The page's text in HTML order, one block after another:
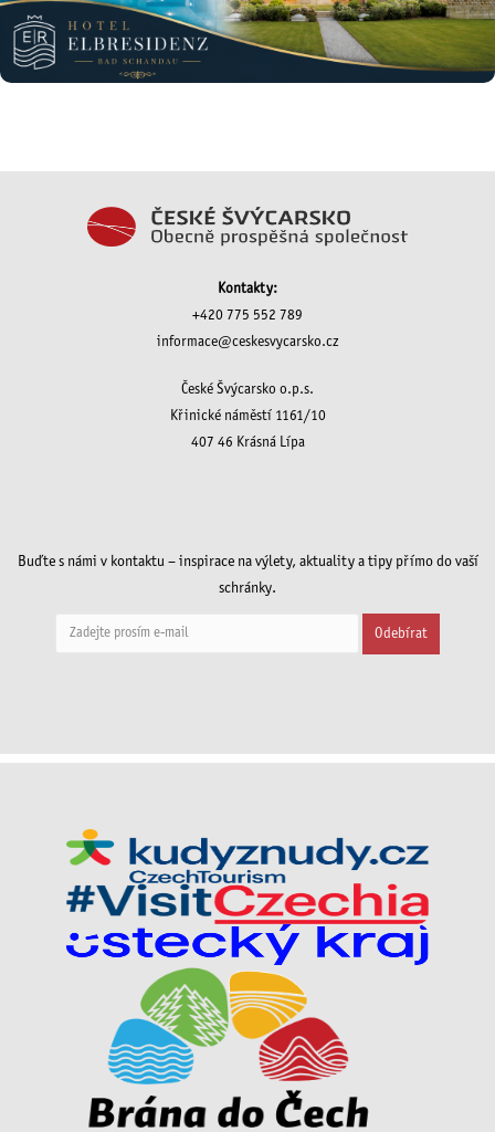
Kontakty:
+420 775 552 789
informace@ceskesvycarsko.cz
České Švýcarsko o.p.s.
Křinické náměstí 1161/10
407 46 Krásná Lípa
Buďte s námi v kontaktu – inspirace na výlety, aktuality a tipy přímo do vaší
schránky.
Odebírat